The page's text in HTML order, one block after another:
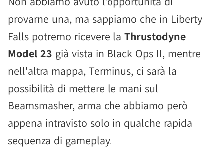
provarne una, ma sappiamo che in Liberty
Falls potremo ricevere la Thrustodyne
Model 23 già vista in Black Ops II, mentre
nell'altra mappa, Terminus, ci sarà la
possibilità di mettere le mani sul
Beamsmasher, arma che abbiamo però
appena intravisto solo in qualche rapida
sequenza di gameplay.